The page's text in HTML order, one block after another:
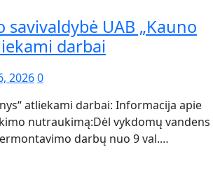
savivaldybė UAB „Kauno
darbai
20260
atliekami darbai: Informacija apie
nutraukimą:Dėl vykdomų vandens
darbų nuo 9 val.…